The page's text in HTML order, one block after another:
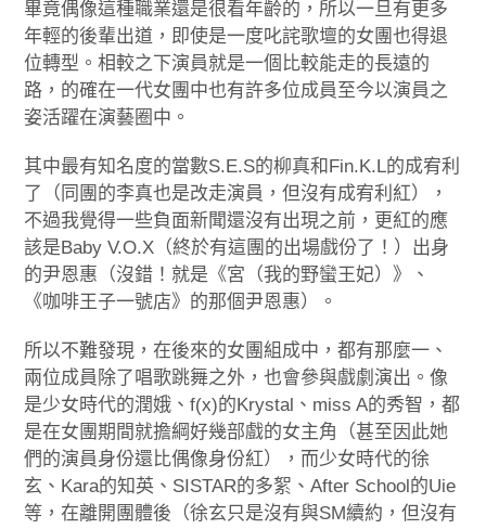
畢竟偶像這種職業還是很看年齡的，所以一旦有更多
年輕的後輩出道，即使是一度叱詫歌壇的女團也得退
位轉型。相較之下演員就是一個比較能走的長遠的
路，的確在一代女團中也有許多位成員至今以演員之
姿活躍在演藝圈中。
其中最有知名度的當數S.E.S的柳真和Fin.K.L的成宥利
了（同團的李真也是改走演員，但沒有成宥利紅），
不過我覺得一些負面新聞還沒有出現之前，更紅的應
該是Baby V.O.X（終於有這團的出場戲份了！）出身
的尹恩惠（沒錯！就是《宮（我的野蠻王妃）》、
《咖啡王子一號店》的那個尹恩惠）。
所以不難發現，在後來的女團組成中，都有那麼一、
兩位成員除了唱歌跳舞之外，也會參與戲劇演出。像
是少女時代的潤娥、f(x)的Krystal、miss A的秀智，都
是在女團期間就擔綱好幾部戲的女主角（甚至因此她
們的演員身份還比偶像身份紅），而少女時代的徐
玄、Kara的知英、SISTAR的多絮、After School的Uie
等，在離開團體後（徐玄只是沒有與SM續約，但沒有